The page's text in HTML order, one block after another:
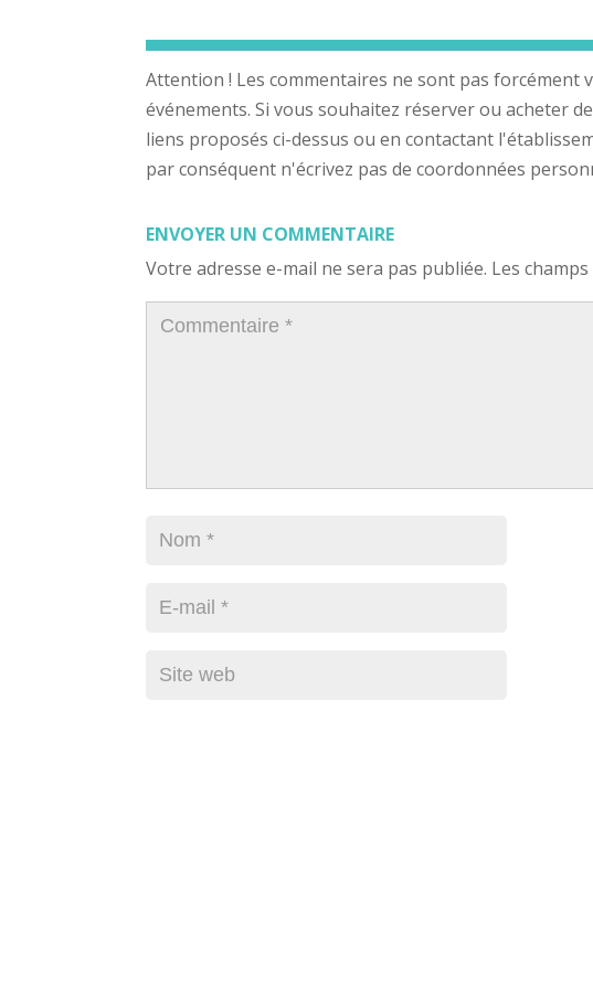
Attention ! Les commentaires ne sont pas forcément
événements. Si vous souhaitez réserver ou acheter
liens proposés ci-dessus ou en contactant
par conséquent n'écrivez pas de coordonnées
ENVOYER UN COMMENTAIRE
Votre adresse e-mail ne sera pas publiée. Les